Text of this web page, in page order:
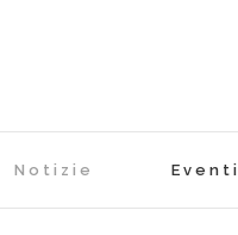
Notizie Eventi